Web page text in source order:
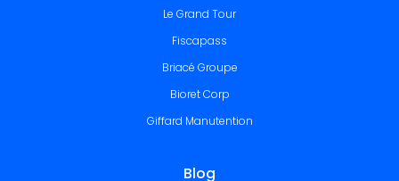
Le Grand Tour
Fiscapass
Briacé Groupe
Bioret Corp
Giffard Manutention
Blog